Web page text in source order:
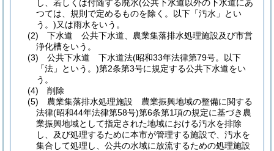
し、若しくは付随する廃水(公共下水道以外の下水道にあ
つては、規則で定めるものを除く。以下「汚水」とい
う。)又は雨水をいう。
(2)
下水道 公共下水道、農業集落排水処理施設及び市営
浄化槽をいう。
(3)
公共下水道 下水道法(昭和33年法律第79号。以下
「法」という。)第2条第3号に規定する公共下水道をい
う。
(4)
削除
(5)
農業集落排水処理施設 農業振興地域の整備に関する
法律(昭和44年法律第58号)第6条第1項の規定に基づき農
業振興地域として指定された地域における汚水を排除
し、及び処理するために本市が管理する施設で、汚水を
集合して処理し、公共の水域に放流するための処理施設